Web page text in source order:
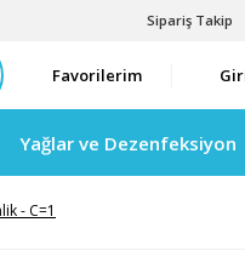
Sipariş Takip
Favorilerim
Yağlar ve Dezenfeksiyon
- C=1